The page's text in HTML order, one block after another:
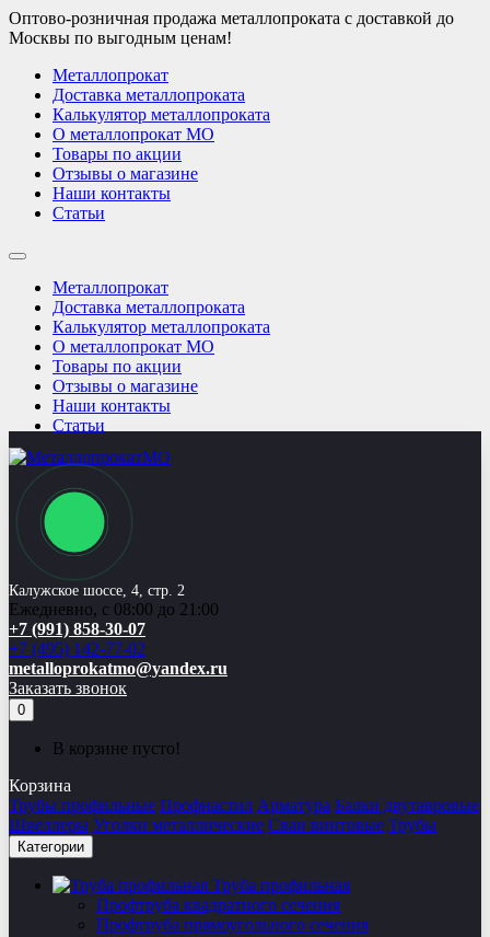
Оптово-розничная продажа металлопроката с доставкой до
Москвы по выгодным ценам!
Металлопрокат
Доставка металлопроката
Калькулятор металлопроката
О металлопрокат МО
Товары по акции
Отзывы о магазине
Наши контакты
Статьи
Металлопрокат
Доставка металлопроката
Калькулятор металлопроката
О металлопрокат МО
Товары по акции
Отзывы о магазине
Наши контакты
Статьи
Калужское шоссе, 4, стр. 2
Ежедневно, с 08:00 до 21:00
+7 (991) 858-30-07
+7 (495) 142-77-02
metalloprokatmo@yandex.ru
Заказать звонок
0
В корзине пусто!
Корзина
Трубы профильные Профнастил Арматура Балки двутавровые
Швеллеры Уголки металлические Сваи винтовые Трубы
Категории
Труба профильная
Профтруба квадратного сечения
Профтруба прямоугольного сечения